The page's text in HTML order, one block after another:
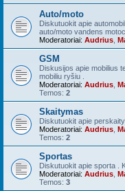
Auto/moto
Diskutuokit apie
auto/moto vandens
Moderatoriai: Audrius
GSM
Diskusijos apie mobilius
mobiliu ryšiu .
Moderatoriai: Audrius
Temos: 2
Skaitymas
Diskutuokit apie
Moderatoriai: Audrius
Temos: 2
Sportas
Diskutuokit apie sporta .
Moderatoriai: Audrius
Temos: 3